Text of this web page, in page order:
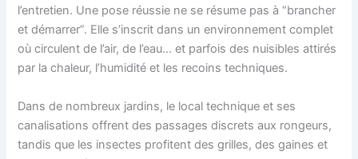
l’entretien. Une pose réussie ne se résume pas à “brancher
et démarrer”. Elle s’inscrit dans un environnement complet
où circulent de l’air, de l’eau… et parfois des nuisibles attirés
par la chaleur, l’humidité et les recoins techniques.
Dans de nombreux jardins, le local technique et ses
canalisations offrent des passages discrets aux rongeurs,
tandis que les insectes profitent des grilles, des gaines et